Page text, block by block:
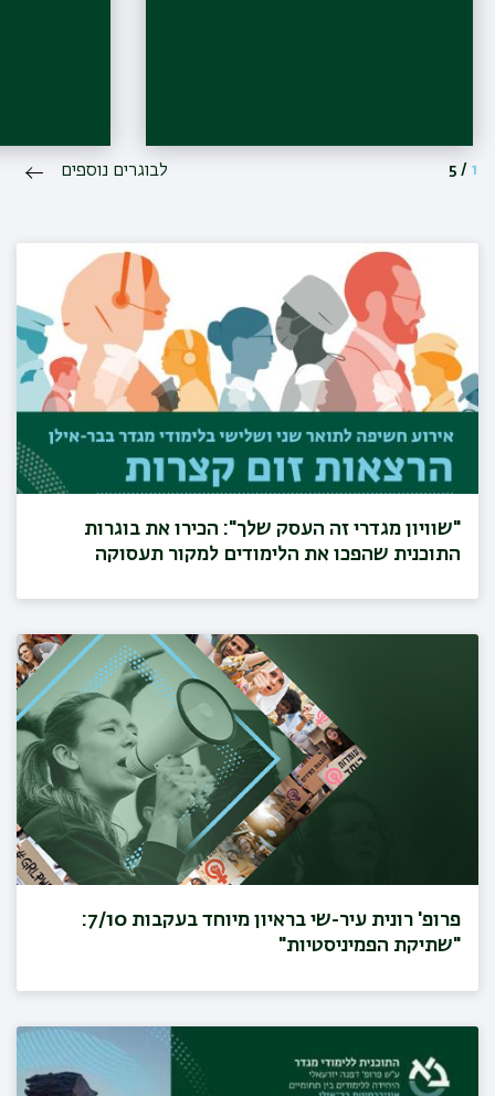
1
/
5 לבוגרים נוספים
"שוויון מגדרי זה העסק שלך": הכירו את בוגרות
התוכנית שהפכו את הלימודים למקור תעסוקה
פרופ' רונית עיר-שי בראיון מיוחד בעקבות 7/10:
"שתיקת הפמיניסטיות"